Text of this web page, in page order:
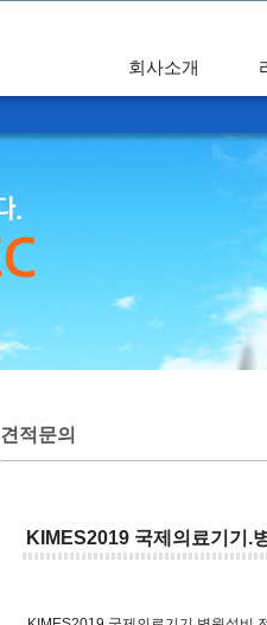
회사소개
견적문의
KIMES2019 국제의료기기.